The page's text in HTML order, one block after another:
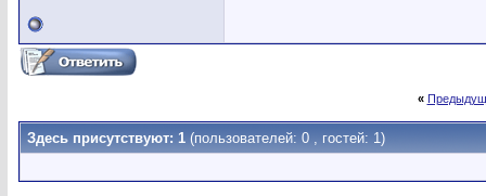
«
Здесь присутствуют: 1 (пользователей: 0 , гостей: 1)